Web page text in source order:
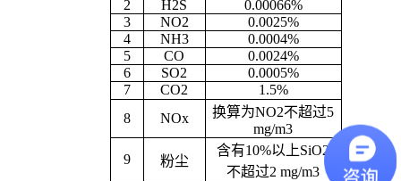
2
H2S
0.00066%
3
NO2
0.0025%
4
NH3
0.0004%
5
CO
0.0024%
6
SO2
0.0005%
7
CO2
1.5%
8
NOx 换算为NO2不超过5
mg/m3
9
粉尘
含有10%以上SiO2
不超过2 mg/m3